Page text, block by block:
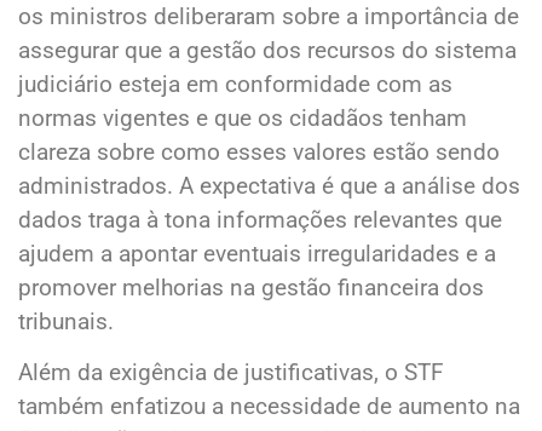
os ministros deliberaram sobre a importância de
assegurar que a gestão dos recursos do sistema
judiciário esteja em conformidade com as
normas vigentes e que os cidadãos tenham
clareza sobre como esses valores estão sendo
administrados. A expectativa é que a análise dos
dados traga à tona informações relevantes que
ajudem a apontar eventuais irregularidades e a
promover melhorias na gestão financeira dos
tribunais.
Além da exigência de justificativas, o STF
também enfatizou a necessidade de aumento na